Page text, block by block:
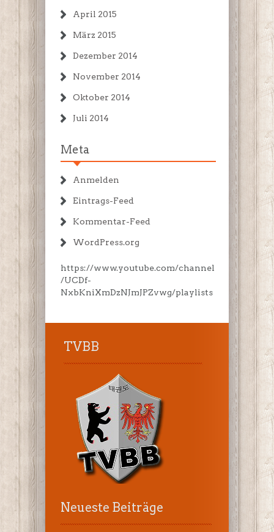
April 2015
März 2015
Dezember 2014
November 2014
Oktober 2014
Juli 2014
Meta
Anmelden
Eintrags-Feed
Kommentar-Feed
WordPress.org
https://www.youtube.com/channel
/UCDf-
NxbKniXmDzNJmJPZvwg/playlists
TVBB
Neueste Beiträge